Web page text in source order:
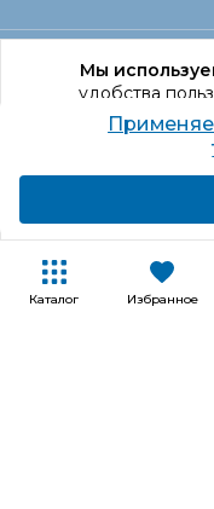
Каталог Избранное
Мы
удобства
Продолжая
согласие на
Офис
Оформление заказа
Покупателям